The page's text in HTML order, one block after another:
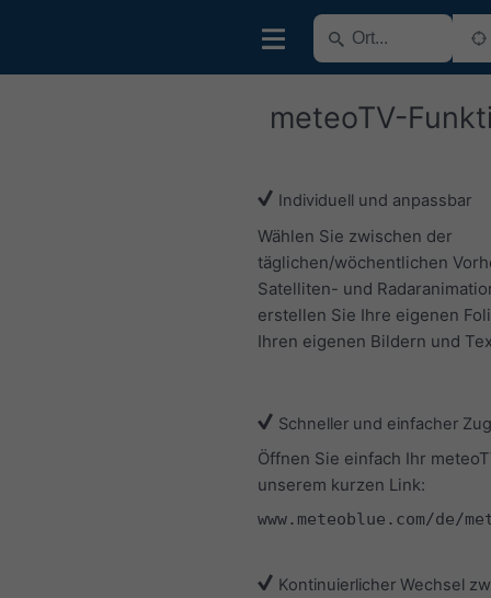
meteoTV-
Individuell und anpassbar
Wählen Sie zwischen der
täglichen/wöchentlichen
Satelliten- und
erstellen Sie Ihre eigenen
Ihren eigenen Bildern und
Schneller und einfacher
Öffnen Sie einfach Ihr
unserem kurzen Link:
www.meteoblue.com/de/
Kontinuierlicher Wechsel